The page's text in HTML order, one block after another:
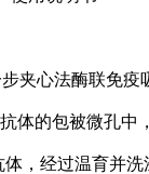
夹心法酶联免疫
体的包被微孔中
，经过温育并洗